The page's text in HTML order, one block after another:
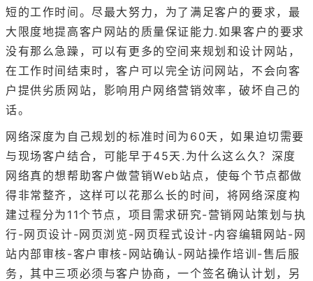
短的工作时间。尽最大努力，为了满足客户的要求，最
大限度地提高客户网站的质量保证能力.如果客户的要求
没有那么急躁，可以有更多的空间来规划和设计网站，
在工作时间结束时，客户可以完全访问网站，不会向客
户提供劣质网站，影响用户网络营销效率，破坏自己的
话。
网络深度为自己规划的标准时间为60天，如果迫切需要
与现场客户结合，可能早于45天.为什么这么久？深度
网络真的想帮助客户做营销Web站点，使每个节点都做
得非常整齐，这样可以花那么长的时间，将网络深度构
建过程分为11个节点，项目需求研究-营销网站策划与执
行-网页设计-网页浏览-网页程式设计-内容编辑网站-网
站内部审核-客户审核-网站确认-网站操作培训-售后服
务，其中三项必须与客户协商，一个签名确认计划，另